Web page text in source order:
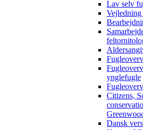
Lav selv
Vejledning
ynglefugle
Citizens,
Dansk